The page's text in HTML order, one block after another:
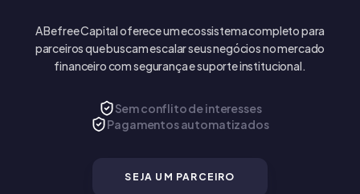
A Befree Capital oferece um ecossistema completo para
parceiros que buscam escalar seus negócios no mercado
financeiro com segurança e suporte institucional.
Sem conflito de interesses
Pagamentos automatizados
SEJA UM PARCEIRO